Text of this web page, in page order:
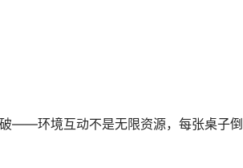
——环境互动不是无限资源，每张桌子倒